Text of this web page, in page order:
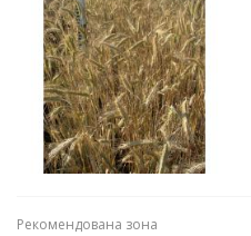
Рекомендована зона